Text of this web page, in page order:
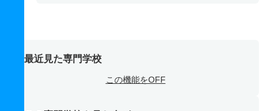
最近見た専門学校
この機能をOFF